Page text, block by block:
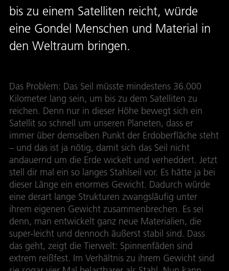
bis zu einem Satelliten reicht, würde
eine Gondel Menschen und Material in
den Weltraum bringen.
Das Problem: Das Seil müsste mindestens 36.000
Kilometer lang sein, um bis zu dem Satelliten zu
reichen. Denn nur in dieser Höhe bewegt sich ein
Satellit so schnell um unseren Planeten, dass er
immer über demselben Punkt der Erdoberfläche steht
– und das ist ja nötig, damit sich das Seil nicht
andauernd um die Erde wickelt und verheddert. Jetzt
stell dir mal ein so langes Stahlseil vor. Es hätte ja bei
dieser Länge ein enormes Gewicht. Dadurch würde
eine derart lange Strukturen zwangsläufig unter
ihrem eigenen Gewicht zusammenbrechen. Es sei
denn, man entwickelt ganz neue Materialien, die
super-leicht und dennoch äußerst stabil sind. Dass
das geht, zeigt die Tierwelt: Spinnenfäden sind
extrem reißfest. Im Verhältnis zu ihrem Gewicht sind